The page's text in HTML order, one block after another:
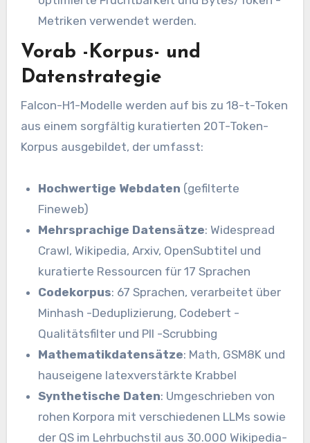
Metriken verwendet werden.
Vorab -Korpus- und
Datenstrategie
Falcon-H1-Modelle werden auf bis zu 18-t-Token
aus einem sorgfältig kuratierten 20T-Token-
Korpus ausgebildet, der umfasst:
Hochwertige Webdaten (gefilterte
Fineweb)
Mehrsprachige Datensätze: Widespread
Crawl, Wikipedia, Arxiv, OpenSubtitel und
kuratierte Ressourcen für 17 Sprachen
Codekorpus: 67 Sprachen, verarbeitet über
Minhash -Deduplizierung, Codebert -
Qualitätsfilter und PII -Scrubbing
Mathematikdatensätze: Math, GSM8K und
hauseigene latexverstärkte Krabbel
Synthetische Daten: Umgeschrieben von
rohen Korpora mit verschiedenen LLMs sowie
der QS im Lehrbuchstil aus 30.000 Wikipedia-